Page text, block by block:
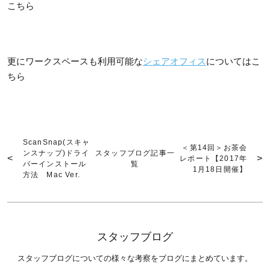
こちら
更にワークスペースも利用可能なシェアオフィスについてはこ
ちら
ScanSnap(スキャ
ンスナップ)ドライ
バーインストール
方法 Mac Ver.
スタッフブログ記事一
覧
＜第14回＞お茶会
レポート【2017年
1月18日開催】
スタッフブログ
スタッフブログについての様々な考察をブログにまとめています。